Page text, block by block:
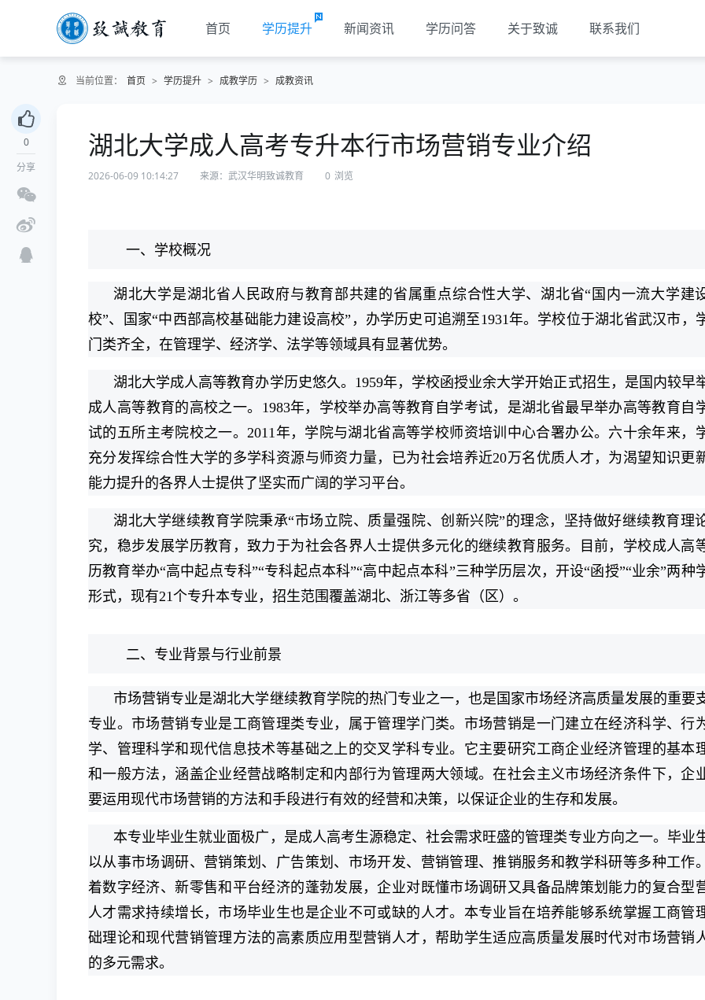
首页 学历提升 新闻资讯 学历问答 关于致诚 联系我们
当前位置： 首页 > 学历提升 > 成教学历 > 成教资讯
0
分享
湖北大学成人高考专升本行市场营销专业介绍
2026-06-09 10:14:27 来源：武汉华明致诚教育 0 浏览
一、学校概况
湖北大学是湖北省人民政府与教育部共建的省属重点综合性大学、湖北省“国内一流大学建
校”、国家“中西部高校基础能力建设高校”，办学历史可追溯至1931年。学校位于湖北省武汉市，
门类齐全，在管理学、经济学、法学等领域具有显著优势。
湖北大学成人高等教育办学历史悠久。1959年，学校函授业余大学开始正式招生，是国内较早
成人高等教育的高校之一。1983年，学校举办高等教育自学考试，是湖北省最早举办高等教育自
试的五所主考院校之一。2011年，学院与湖北省高等学校师资培训中心合署办公。六十余年来，
充分发挥综合性大学的多学科资源与师资力量，已为社会培养近20万名优质人才，为渴望知识更新
能力提升的各界人士提供了坚实而广阔的学习平台。
湖北大学继续教育学院秉承“市场立院、质量强院、创新兴院”的理念，坚持做好继续教育理
究，稳步发展学历教育，致力于为社会各界人士提供多元化的继续教育服务。目前，学校成人高
历教育举办“高中起点专科”“专科起点本科”“高中起点本科”三种学历层次，开设“函授”“业余”两种
形式，现有21个专升本专业，招生范围覆盖湖北、浙江等多省（区）。
二、专业背景与行业前景
市场营销专业是湖北大学继续教育学院的热门专业之一，也是国家市场经济高质量发展的重要
专业。市场营销专业是工商管理类专业，属于管理学门类。市场营销是一门建立在经济科学、行
学、管理科学和现代信息技术等基础之上的交叉学科专业。它主要研究工商企业经济管理的基本
和一般方法，涵盖企业经营战略制定和内部行为管理两大领域。在社会主义市场经济条件下，企
要运用现代市场营销的方法和手段进行有效的经营和决策，以保证企业的生存和发展。
本专业毕业生就业面极广，是成人高考生源稳定、社会需求旺盛的管理类专业方向之一。毕业
以从事市场调研、营销策划、广告策划、市场开发、营销管理、推销服务和教学科研等多种工作
着数字经济、新零售和平台经济的蓬勃发展，企业对既懂市场调研又具备品牌策划能力的复合型
人才需求持续增长，市场毕业生也是企业不可或缺的人才。本专业旨在培养能够系统掌握工商管
础理论和现代营销管理方法的高素质应用型营销人才，帮助学生适应高质量发展时代对市场营销
的多元需求。